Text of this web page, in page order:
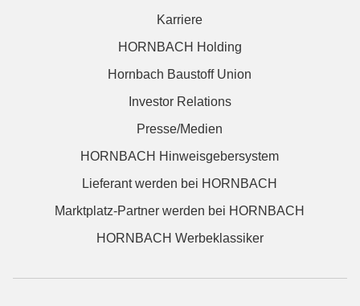
Karriere
HORNBACH Holding
Hornbach Baustoff Union
Investor Relations
Presse/Medien
HORNBACH Hinweisgebersystem
Lieferant werden bei HORNBACH
Marktplatz-Partner werden bei HORNBACH
HORNBACH Werbeklassiker